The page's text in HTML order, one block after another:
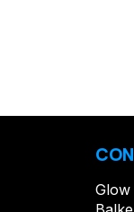
Glow